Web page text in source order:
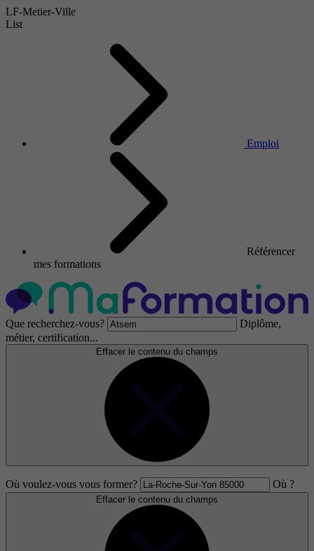
LF-Metier-Ville
List
Emploi
Référencer
mes formations
Que recherchez-vous?
Diplôme,
métier, certification...
Effacer le contenu du champs
Où voulez-vous vous former? Où ?
Effacer le contenu du champs